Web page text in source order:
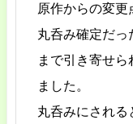
原作からの変
丸呑み確定だっ
まで引き寄せ
ました。
丸呑みにされる